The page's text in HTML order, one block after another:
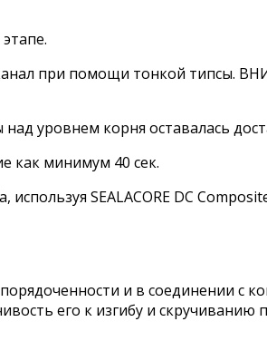
канал при помощи тонкой типсы.
уровнем корня оставалась
как минимум 40 сек.
SEALACORE DC
и в соединении с
его к изгибу и